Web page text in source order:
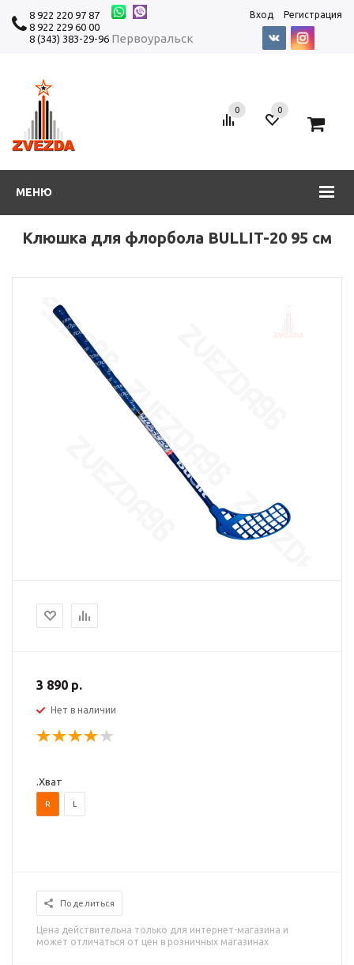
8 922 220 97 87
8 922 229 60 00
8 (343) 383-29-96 Первоуральск
Вход Регистрация
МЕНЮ
0 0
Клюшка для флорбола BULLIT-20 95 см
3 890 р.
Нет в наличии
.Хват
R L
Поделиться
Цена действительна только для интернет-магазина и
может отличаться от цен в розничных магазинах